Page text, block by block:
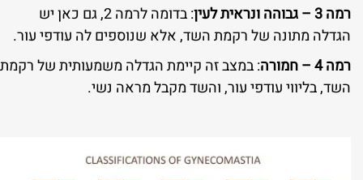
רמה 3 – גבוהה ונראית לעין
: בדומה לרמה 2, גם כאן יש
הגדלה מתונה של רקמת השד, אלא שנוספים לה עודפי עור.
רמה 4 – חמורה
: במצב זה קיימת הגדלה משמעותית של רקמת
השד, בליווי עודפי עור, והשד מקבל מראה נשי.